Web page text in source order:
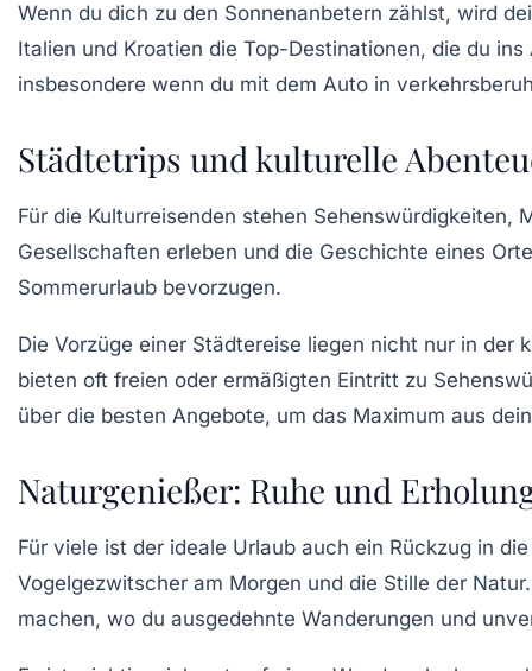
Wenn du dich zu den Sonnenanbetern zählst, wird
Italien und Kroatien die Top-Destinationen, die du
insbesondere wenn du mit dem Auto in
Städtetrips und kulturelle
Für die Kulturreisenden stehen Sehenswürdigkeiten,
Gesellschaften erleben und die Geschichte eines
Sommerurlaub bevorzugen.
Die Vorzüge einer Städtereise liegen nicht nur in der
bieten oft freien oder ermäßigten Eintritt zu
über die besten Angebote, um das Maximum aus
Naturgenießer: Ruhe und
Für viele ist der ideale Urlaub auch ein Rückzug in
Vogelgezwitscher am Morgen und die Stille der
machen, wo du ausgedehnte Wanderungen und